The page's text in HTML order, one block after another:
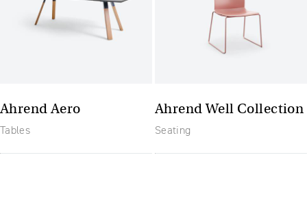
Ahrend Aero
Tables
Ahrend Well Collection
Seating